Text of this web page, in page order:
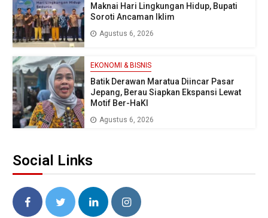
Maknai Hari Lingkungan Hidup, Bupati
Soroti Ancaman Iklim
Agustus 6, 2026
EKONOMI & BISNIS
Batik Derawan Maratua Diincar Pasar
Jepang, Berau Siapkan Ekspansi Lewat
Motif Ber-HaKI
Agustus 6, 2026
Social Links